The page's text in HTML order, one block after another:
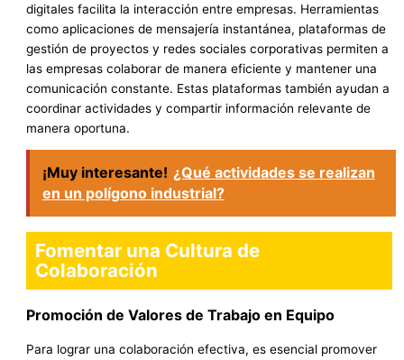
digitales facilita la interacción entre empresas. Herramientas
como aplicaciones de mensajería instantánea, plataformas de
gestión de proyectos y redes sociales corporativas permiten a
las empresas colaborar de manera eficiente y mantener una
comunicación constante. Estas plataformas también ayudan a
coordinar actividades y compartir información relevante de
manera oportuna.
¡Muy interesante! ¿Qué actividades se realizan
en un polígono industrial?
Fomentar una Cultura de
Colaboración
Promoción de Valores de Trabajo en Equipo
Para lograr una colaboración efectiva, es esencial promover